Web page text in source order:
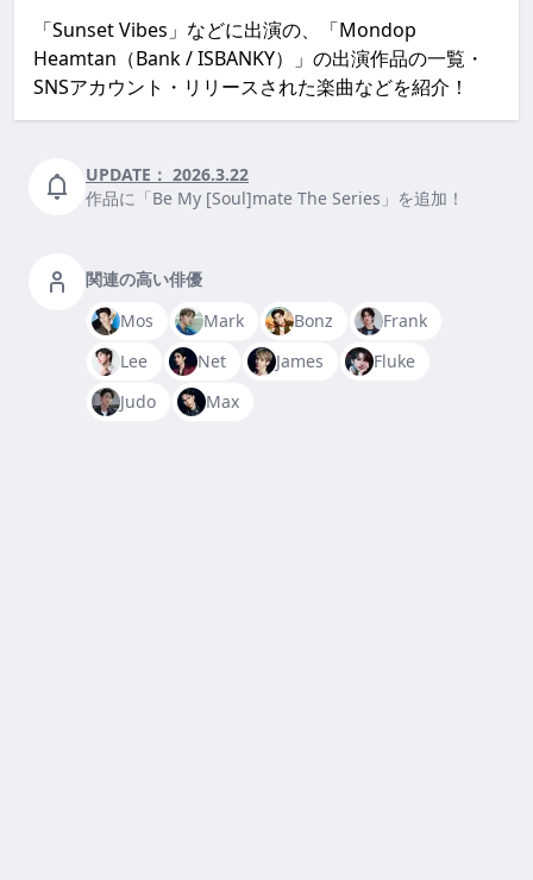
「Sunset Vibes」などに出演の、「Mondop
Heamtan（Bank / ISBANKY）」の出演作品の一覧・
SNSアカウント・リリースされた楽曲などを紹介！
UPDATE： 2026.3.22
作品に「Be My [Soul]mate The Series」を追加！
関連の高い俳優
Mos
Mark Bonz
Frank
Lee
Net James
Fluke
Judo
Max